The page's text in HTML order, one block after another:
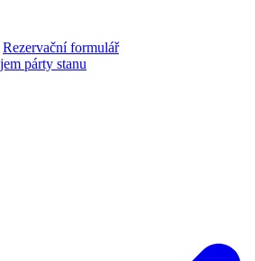
Rezervační formulář
párty stanu